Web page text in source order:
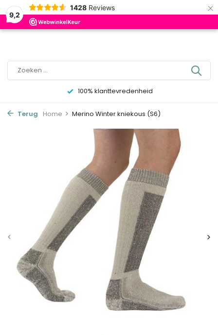
9,2
1428 Reviews ×
0
100% klanttevredenheid
Terug Home Merino Winter kniekous (S6)